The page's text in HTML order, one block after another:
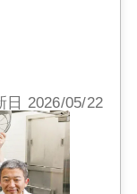
日 2026/05/22